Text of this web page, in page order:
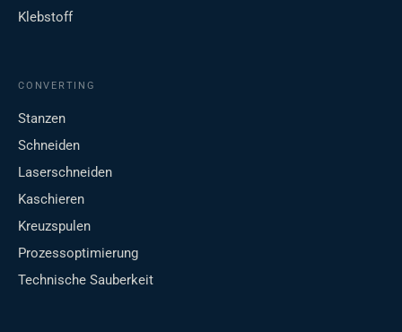
Klebstoff
CONVERTING
Stanzen
Schneiden
Laserschneiden
Kaschieren
Kreuzspulen
Prozessoptimierung
Technische Sauberkeit